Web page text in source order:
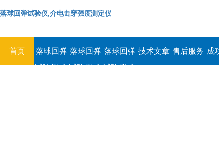
落球回弹试验仪,介电击穿强度测定仪
首页
落球回弹
试验仪,介
落球回弹
试验仪,介
落球回弹
试验仪,介
技术文章 售后服务 成